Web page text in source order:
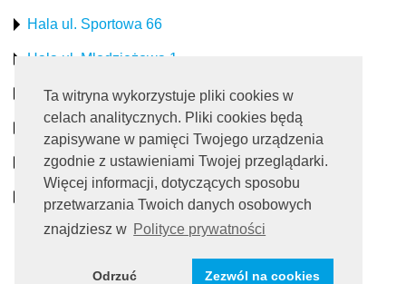
Ta witryna wykorzystuje pliki cookies w
celach analitycznych. Pliki cookies będą
zapisywane w pamięci Twojego urządzenia
zgodnie z ustawieniami Twojej przeglądarki.
Więcej informacji, dotyczących sposobu
przetwarzania Twoich danych osobowych
znajdziesz w Polityce prywatności
Odrzuć Zezwól na cookies
Hala ul. Sportowa 66
Hala ul. Młodzieżowa 1
Stadion miejski
Obiekty rekreacyjne
Pływalnia
Turystyka
Dołącz do nas: